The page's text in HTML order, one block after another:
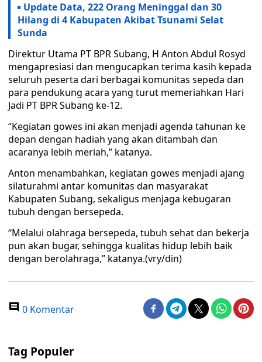
Update Data, 222 Orang Meninggal dan 30
Hilang di 4 Kabupaten Akibat Tsunami Selat
Sunda
Direktur Utama PT BPR Subang, H Anton Abdul Rosyd
mengapresiasi dan mengucapkan terima kasih kepada
seluruh peserta dari berbagai komunitas sepeda dan
para pendukung acara yang turut memeriahkan Hari
Jadi PT BPR Subang ke-12.
“Kegiatan gowes ini akan menjadi agenda tahunan ke
depan dengan hadiah yang akan ditambah dan
acaranya lebih meriah,” katanya.
Anton menambahkan, kegiatan gowes menjadi ajang
silaturahmi antar komunitas dan masyarakat
Kabupaten Subang, sekaligus menjaga kebugaran
tubuh dengan bersepeda.
“Melalui olahraga bersepeda, tubuh sehat dan bekerja
pun akan bugar, sehingga kualitas hidup lebih baik
dengan berolahraga,” katanya.(vry/din)
0 Komentar
Tag Populer